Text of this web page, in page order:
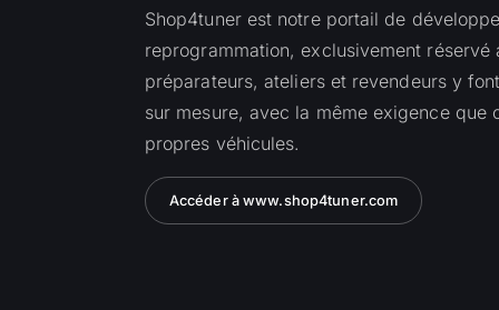
Shop4tuner est notre portail de
reprogrammation, exclusivement réservé
préparateurs, ateliers et revendeurs y
sur mesure, avec la même exigence que
propres véhicules.
Accéder à www.shop4tuner.com